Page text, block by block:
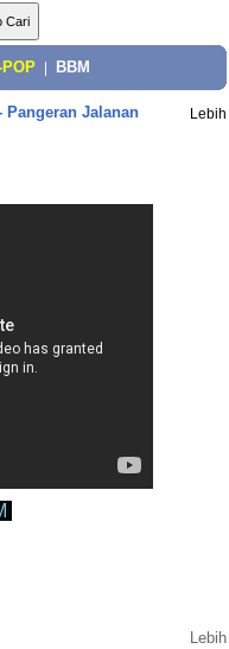
POP BBM
Pangeran Jalanan Lebih
Lebih